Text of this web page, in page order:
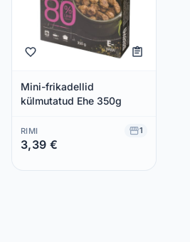
Mini-frikadellid
külmutatud Ehe 350g
RIMI 1
3,39 €